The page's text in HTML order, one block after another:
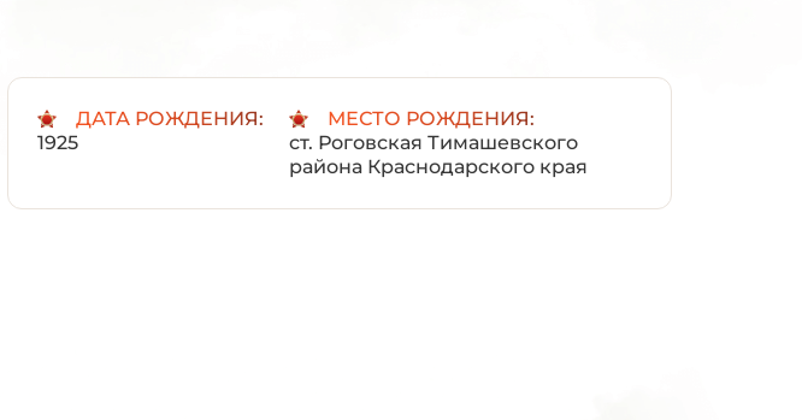
ДАТА РОЖДЕНИЯ:
1925
МЕСТО РОЖДЕНИЯ:
ст. Роговская Тимашевского
района Краснодарского края